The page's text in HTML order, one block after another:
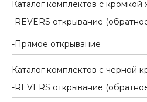
Каталог комплектов c кромкой
REVERS открывание
Прямое открывание
Каталог комплектов c черной
REVERS открывание